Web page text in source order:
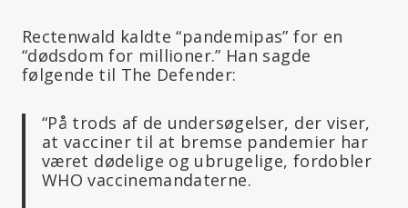
Rectenwald kaldte “pandemipas” for en
“dødsdom for millioner.” Han sagde
følgende til The Defender:
“På trods af de undersøgelser, der viser,
at vacciner til at bremse pandemier har
været dødelige og ubrugelige, fordobler
WHO vaccinemandaterne.